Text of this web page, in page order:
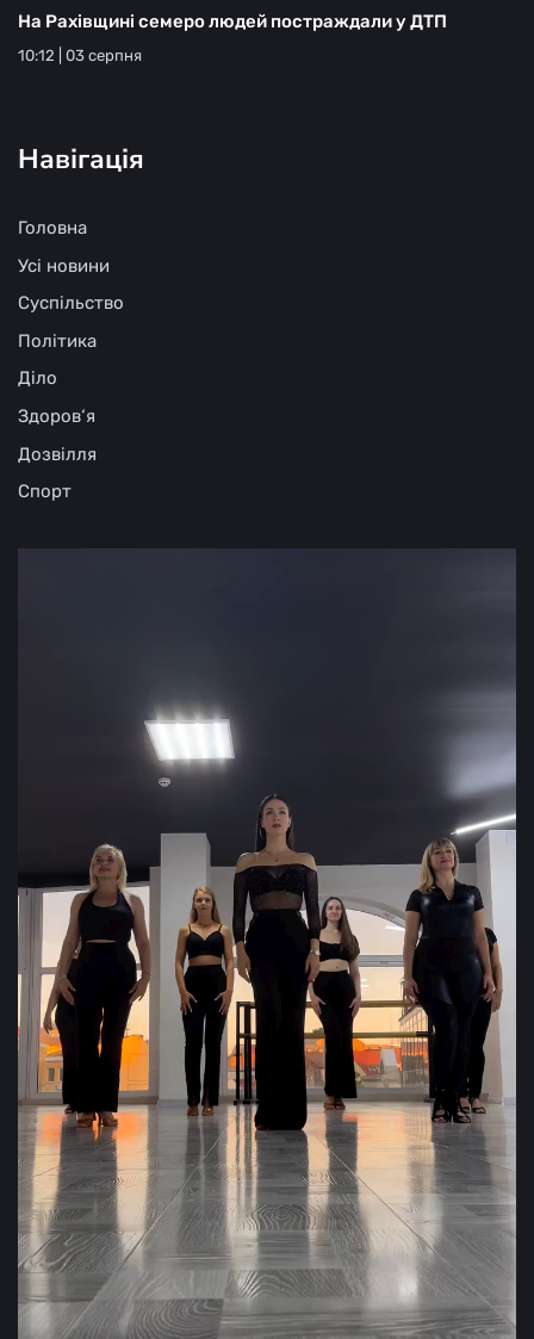
На Рахівщині семеро людей постраждали у ДТП
10:12 | 03 серпня
Навігація
Головна
Усі новини
Суспільство
Політика
Діло
Здоров‘я
Дозвілля
Спорт